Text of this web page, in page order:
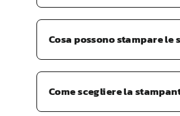
Cosa possono stampare le
Come scegliere la